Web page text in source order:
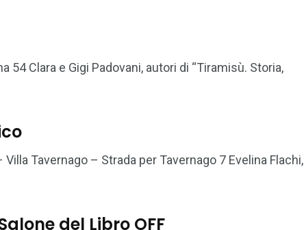
Clara e Gigi Padovani, autori di “Tiramisù. Storia,
Tavernago – Strada per Tavernago 7 Evelina Flachi,
del Libro OFF